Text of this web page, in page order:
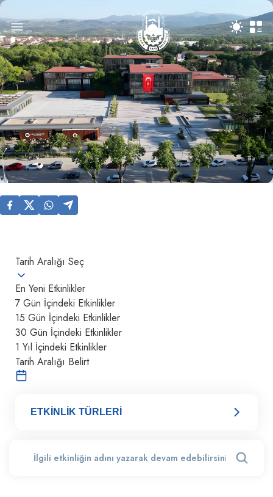
Tarih Aralığı Seç
En Yeni Etkinlikler
7 Gün İçindeki Etkinlikler
15 Gün İçindeki Etkinlikler
30 Gün İçindeki Etkinlikler
1 Yıl İçindeki Etkinlikler
Tarih Aralığı Belirt
ETKİNLİK TÜRLERİ